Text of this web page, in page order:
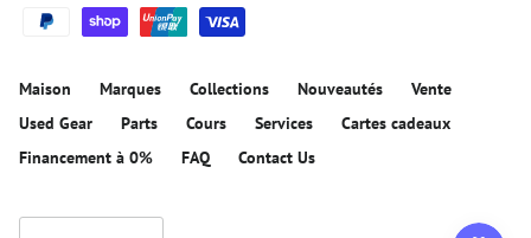
Maison Marques Collections Nouveautés
Vente
Used Gear
Parts Cours Services
Cartes cadeaux
Financement à 0%
FAQ Contact Us